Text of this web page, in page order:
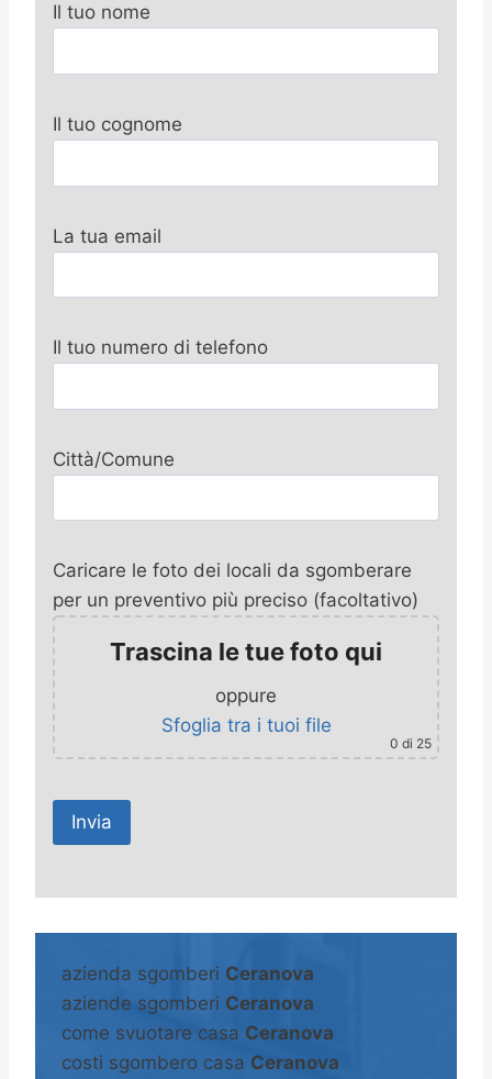
Il tuo nome
Il tuo cognome
La tua email
Il tuo numero di telefono
Città/Comune
Caricare le foto dei locali da sgomberare
per un preventivo più preciso (facoltativo)
Trascina le tue foto qui
oppure
Sfoglia tra i tuoi file
0 di 25
A
e
n
a
azienda sgomberi Ceranova
aziende sgomberi Ceranova
come svuotare casa Ceranova
costi sgombero casa Ceranova